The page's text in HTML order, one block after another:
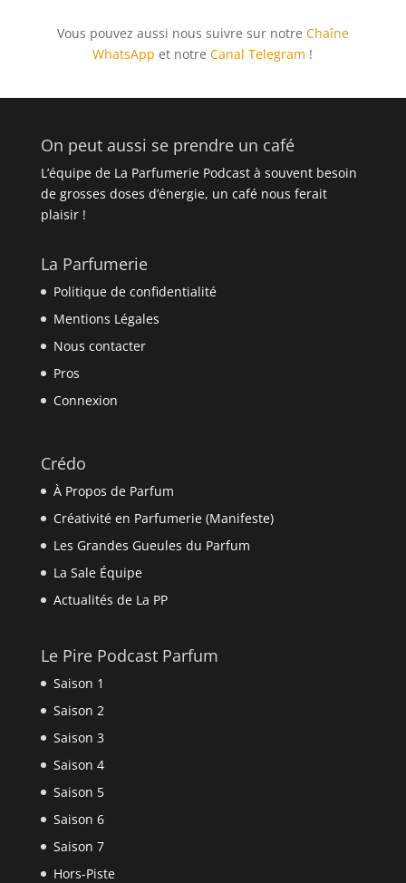
Vous pouvez aussi nous suivre sur notre Chaîne
WhatsApp et notreCanal Telegram !
On peut aussi se prendre un café
L’équipe de La Parfumerie Podcast à souvent besoin
de grosses doses d’énergie, un café nous ferait
plaisir !
La Parfumerie
Politique de confidentialité
Mentions Légales
Nous contacter
Pros
Connexion
Crédo
À Propos de Parfum
Créativité en Parfumerie (Manifeste)
Les Grandes Gueules du Parfum
La Sale Équipe
Actualités de La PP
Le Pire Podcast Parfum
Saison 1
Saison 2
Saison 3
Saison 4
Saison 5
Saison 6
Saison 7
Hors-Piste